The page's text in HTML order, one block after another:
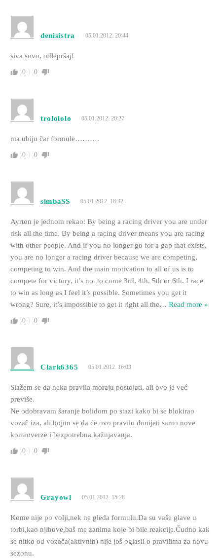
denisistra 05.01.2012. 20:44
siva sovo, odlepršaj!
0 0
trolololo 05.01.2012. 20:27
ma ubiju čar formule……….
0 0
simbaSS 05.01.2012. 18:32
Ayrton je jednom rekao: By being a racing driver you are under
risk all the time. By being a racing driver means you are racing
with other people. And if you no longer go for a gap that exists,
you are no longer a racing driver because we are competing,
competing to win. And the main motivation to all of us is to
compete for victory, it’s not to come 3rd, 4th, 5th or 6th. I race
to win as long as I feel it’s possible. Sometimes you get it
wrong? Sure, it’s impossible to get it right all the… Read more »
0 0
Clark6365 05.01.2012. 16:03
Slažem se da neka pravila moraju postojati, ali ovo je već
previše.
Ne odobravam šaranje bolidom po stazi kako bi se blokirao
vozač iza, ali bojim se da će ovo pravilo donijeti samo nove
kontroverze i bezpotrebna kažnjavanja.
0 0
Grayowl 05.01.2012. 15:28
Kome nije po volji,nek ne gleda formulu.Da su vaše glave u
torbi,kao njihove,baš me zanima koje bi bile reakcije.Čudno kak
se nitko od vozača(aktivnih) nije još oglasil o pravilima za novu
sezonu.